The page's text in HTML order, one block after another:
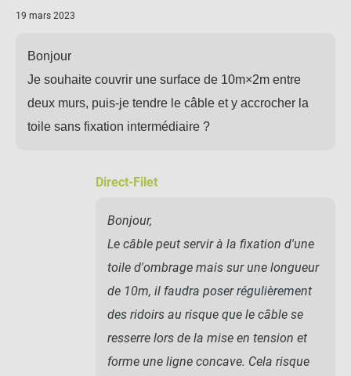
19 mars 2023
Bonjour
Je souhaite couvrir une surface de 10m×2m entre
deux murs, puis-je tendre le câble et y accrocher la
toile sans fixation intermédiaire ?
Direct-Filet
Bonjour,
Le câble peut servir à la fixation d'une
toile d'ombrage mais sur une longueur
de 10m, il faudra poser régulièrement
des ridoirs au risque que le câble se
resserre lors de la mise en tension et
forme une ligne concave. Cela risque